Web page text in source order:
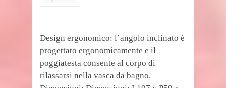
Design ergonomico: l’angolo inclinato è
progettato ergonomicamente e il
poggiatesta consente al corpo di
rilassarsi nella vasca da bagno.